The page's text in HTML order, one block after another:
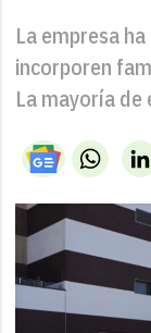
La empresa
incorporen
La mayoría